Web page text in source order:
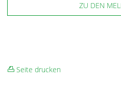
ZU DEN
Seite drucken